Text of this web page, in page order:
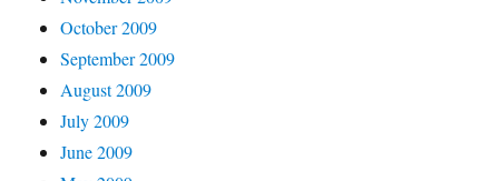
October 2009
September 2009
August 2009
July 2009
June 2009